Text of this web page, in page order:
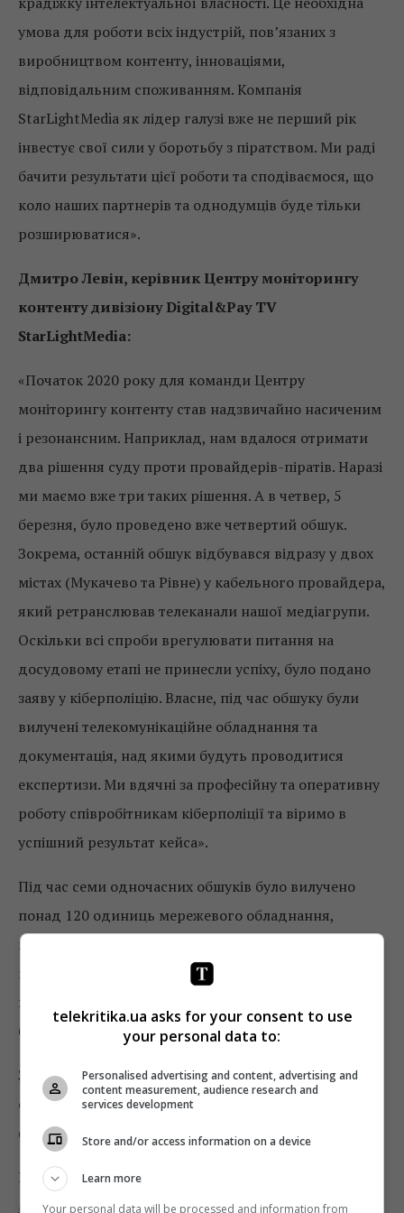
умова для роботи всіх індустрій, пов’язаних з
виробництвом контенту, інноваціями,
відповідальним споживанням. Компанія
StarLightMedia як лідер галузі вже не перший рік
інвестує свої сили у боротьбу з піратством. Ми раді
бачити результати цієї роботи та сподіваємося, що
коло наших партнерів та однодумців буде тільки
розширюватися».
Дмитро Левін, керівник Центру моніторингу
контенту дивізіону Digital&Pay TV
StarLightMedia:
«Початок 2020 року для команди Центру
моніторингу контенту став надзвичайно насиченим
і резонансним. Наприклад, нам вдалося отримати
два рішення суду проти провайдерів-піратів. Наразі
ми маємо вже три таких рішення. А в четвер, 5
березня, було проведено вже четвертий обшук.
Зокрема, останній обшук відбувався відразу у двох
містах (Мукачево та Рівне) у кабельного провайдера,
який ретранслював телеканали нашої медіагрупи.
Оскільки всі спроби врегулювати питання на
досудовому етапі не принесли успіху, було подано
заяву у кіберполіцію. Власне, під час обшуку були
вилучені телекомунікаційне обладнання та
документація, над якими будуть проводитися
експертизи. Ми вдячні за професійну та оперативну
роботу співробітникам кіберполіції та віримо в
успішний результат кейса».
Під час семи одночасних обшуків було вилучено
понад 120 одиниць мережевого обладнання,
комп’ютерну техніку, мобільні телефони, банківські
картки, накопичувачі інформації, документацію,
печатки, чеки та чорнові записи. Вилучене майно
буде скеровано для проведення ряду експертиз.
За повідомленням прокуратури, такі дії вказаних
осіб кваліфіковано за ч.3 ст.176 КК України
(порушення авторського права і суміжних прав).
Нагадаємо, раніше було
агентства, які займались розміщенням реклами на
telekritika.ua asks for your consent to use
your personal data to:
Personalised advertising and content, advertising and
content measurement, audience research and
services development
Store and/or access information on a device
Learn more
Your personal data will be processed and information from